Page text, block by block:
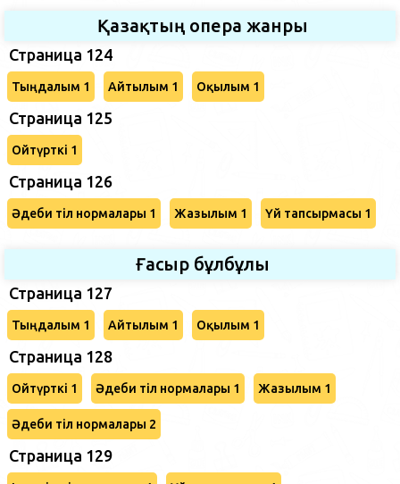
Қазақтың опера жанры
Страница 124
Тыңдалым 1 Айтылым 1 Оқылым 1
Страница 125
Ойтүрткі 1
Страница 126
Әдеби тіл нормалары 1 Жазылым 1 Үй тапсырмасы 1
Ғасыр бұлбұлы
Страница 127
Тыңдалым 1 Айтылым 1 Оқылым 1
Страница 128
Ойтүрткі 1 Әдеби тіл нормалары 1 Жазылым 1
Әдеби тіл нормалары 2
Страница 129